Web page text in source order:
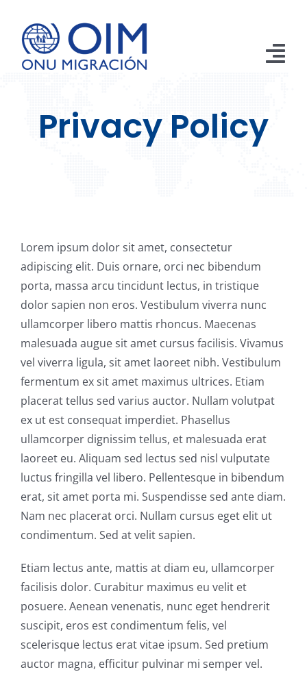
contenido
Aprehensiones
Publicaciones
Descargas
Contacto
Privacy Policy
Lorem ipsum dolor sit amet, consectetur
adipiscing elit. Duis ornare, orci nec bibendum
porta, massa arcu tincidunt lectus, in tristique
dolor sapien non eros. Vestibulum viverra nunc
ullamcorper libero mattis rhoncus. Maecenas
malesuada augue sit amet cursus facilisis. Vivamus
vel viverra ligula, sit amet laoreet nibh. Vestibulum
fermentum ex sit amet maximus ultrices. Etiam
placerat tellus sed varius auctor. Nullam volutpat
ex ut est consequat imperdiet. Phasellus
ullamcorper dignissim tellus, et malesuada erat
laoreet eu. Aliquam sed lectus sed nisl vulputate
luctus fringilla vel libero. Pellentesque in bibendum
erat, sit amet porta mi. Suspendisse sed ante diam.
Nam nec placerat orci. Nullam cursus eget elit ut
condimentum. Sed at velit sapien.
Etiam lectus ante, mattis at diam eu, ullamcorper
facilisis dolor. Curabitur maximus eu velit et
posuere. Aenean venenatis, nunc eget hendrerit
suscipit, eros est condimentum felis, vel
scelerisque lectus erat vitae ipsum. Sed pretium
auctor magna, efficitur pulvinar mi semper vel.